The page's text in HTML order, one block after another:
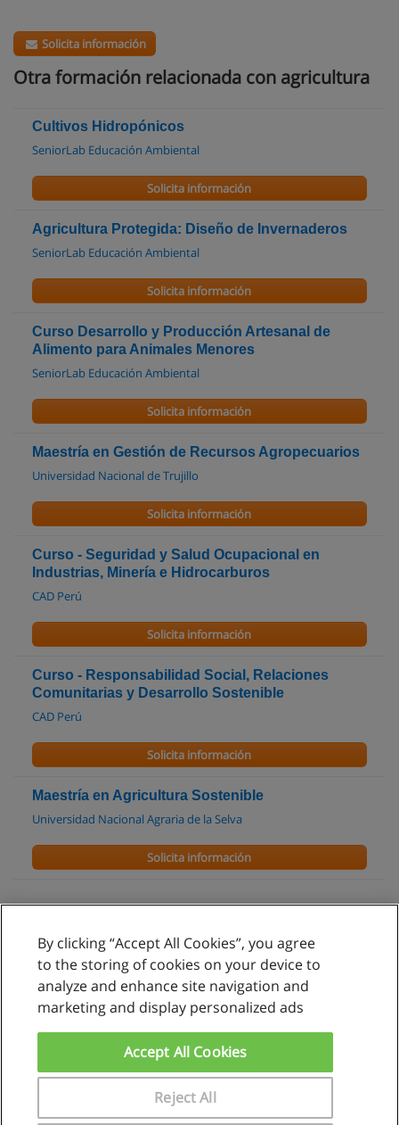
Solicita información
Otra formación relacionada con agricultura
Cultivos Hidropónicos
SeniorLab Educación Ambiental
Solicita información
Agricultura Protegida: Diseño de Invernaderos
SeniorLab Educación Ambiental
Solicita información
Curso Desarrollo y Producción Artesanal de
Alimento para Animales Menores
SeniorLab Educación Ambiental
Solicita información
Maestría en Gestión de Recursos Agropecuarios
Universidad Nacional de Trujillo
Solicita información
Curso - Seguridad y Salud Ocupacional en
Industrias, Minería e Hidrocarburos
CAD Perú
Solicita información
Curso - Responsabilidad Social, Relaciones
Comunitarias y Desarrollo Sostenible
CAD Perú
Solicita información
Maestría en Agricultura Sostenible
Universidad Nacional Agraria de la Selva
Solicita información
Reglas de uso
Privacidad de datos
www.educaedu.com.pe
By clicking “Accept All Cookies”, you agree
to the storing of cookies on your device to
analyze and enhance site navigation and
marketing and display personalized ads
Reject All
Accept All Cookies